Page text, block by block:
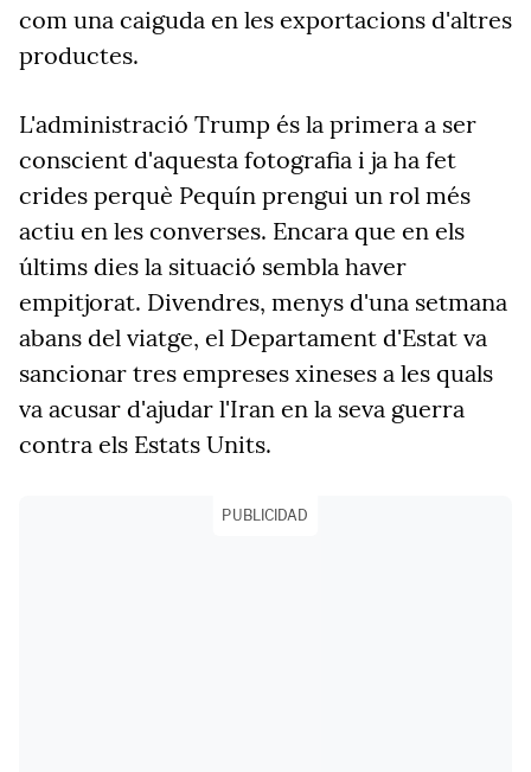
com una caiguda en les exportacions d'altres
productes.
L'administració Trump és la primera a ser
conscient d'aquesta fotografia i ja ha fet
crides perquè Pequín prengui un rol més
actiu en les converses. Encara que en els
últims dies la situació sembla haver
empitjorat. Divendres, menys d'una setmana
abans del viatge, el Departament d'Estat va
sancionar tres empreses xineses a les quals
va acusar d'ajudar l'Iran en la seva guerra
contra els Estats Units.
PUBLICIDAD